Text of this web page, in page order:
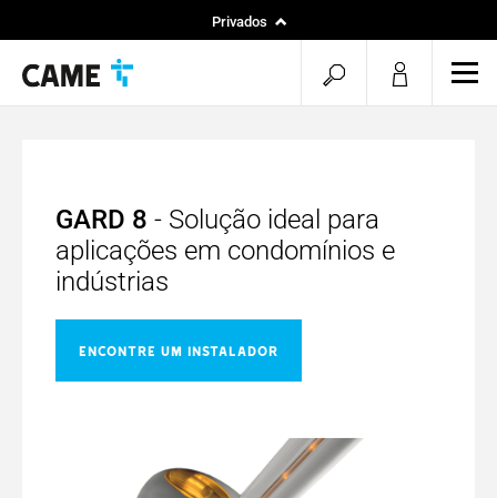
Privados
pesquisa
aberta
GARD 8 - Solução ideal para
aplicações em condomínios e
indústrias
ENCONTRE UM INSTALADOR